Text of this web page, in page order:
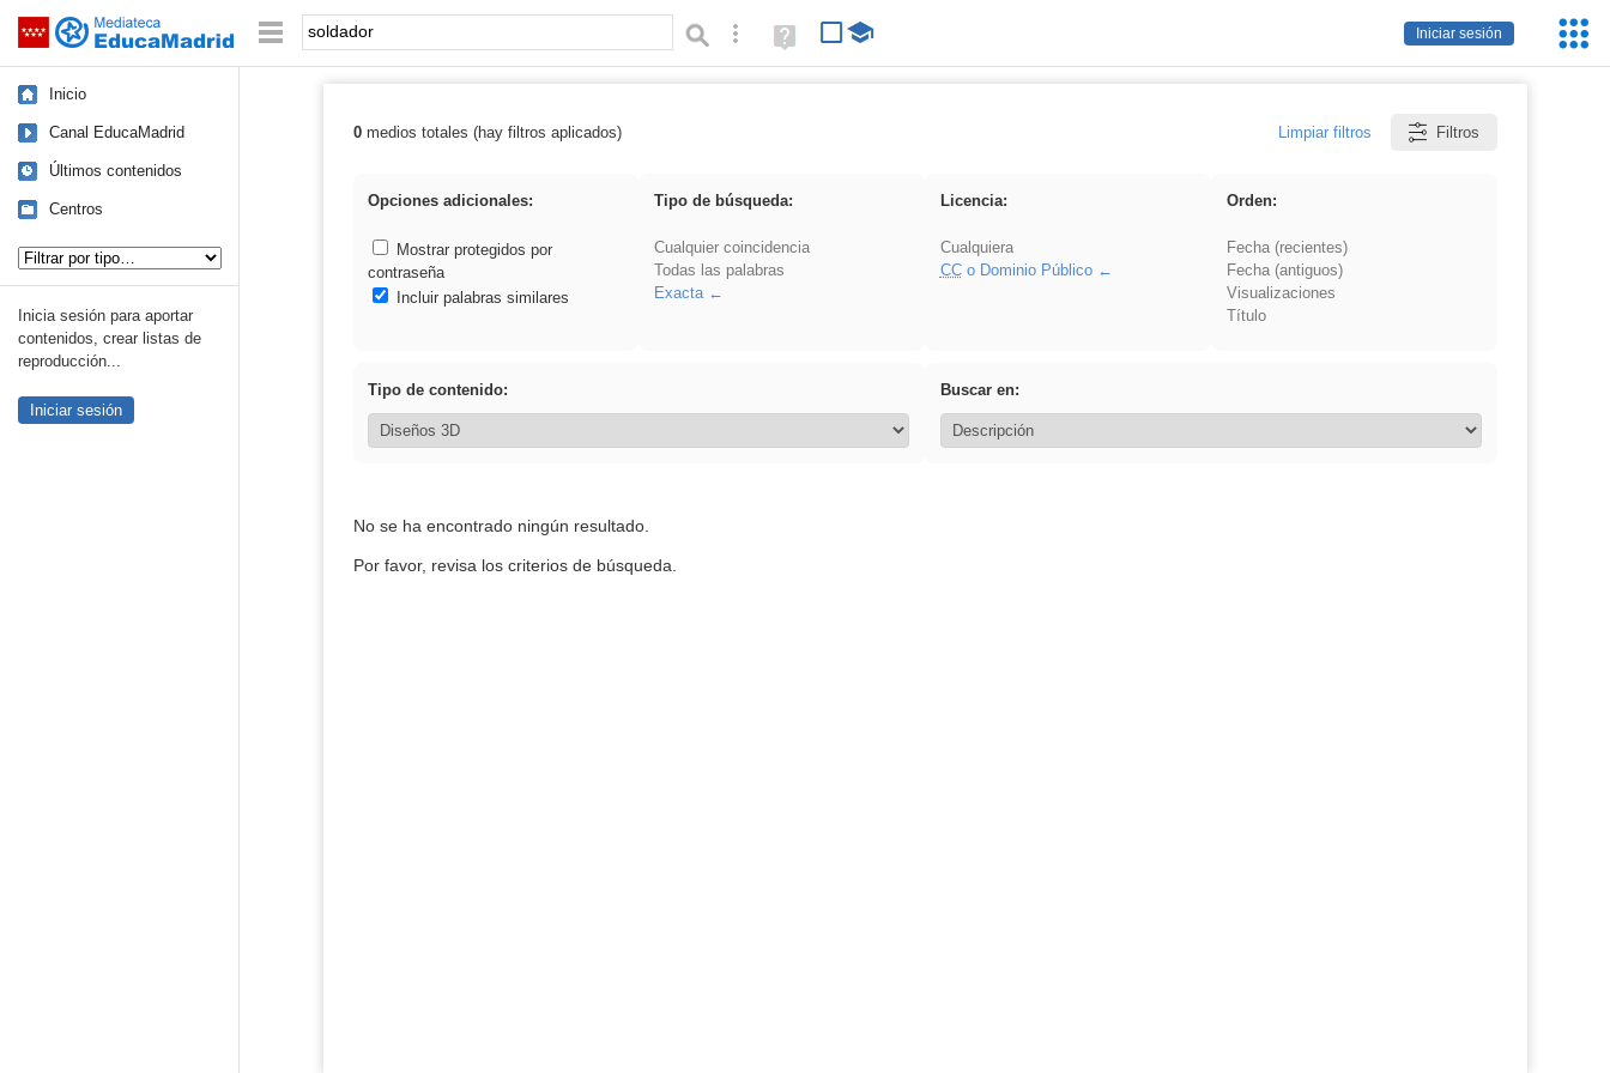
Saltar navegación
Iniciar sesión
Palabra o frase: Búsqueda avanzada
Ayuda
(en
Inicio
Canal EducaMadrid
Últimos contenidos
Centros
Inicia sesión para aportar
contenidos, crear listas de
reproducción...
Iniciar sesión
Resultados de: soldador
0medios totales (hay filtros aplicados) Limpiar filtros Filtros
Opciones adicionales:
Mostrar protegidos por
contraseña
Incluir palabras similares
Tipo de búsqueda:
Cualquier coincidencia
Todas las palabras
Exacta
Licencia:
Cualquiera
CCo Dominio Público
Orden:
Fecha (recientes)
Fecha (antiguos)
Visualizaciones
Título
Tipo de contenido: Buscar en:
No se ha encontrado ningún resultado.
Por favor, revisa los criterios de búsqueda.